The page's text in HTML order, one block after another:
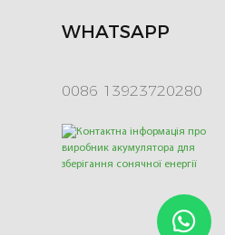
WHATSAPP
0086 13923720280